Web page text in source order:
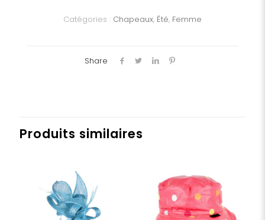
Catégories : Chapeaux, Été, Femme
Share
Produits similaires